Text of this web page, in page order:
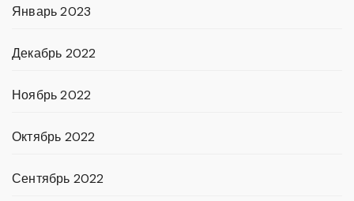
Январь 2023
Декабрь 2022
Ноябрь 2022
Октябрь 2022
Сентябрь 2022